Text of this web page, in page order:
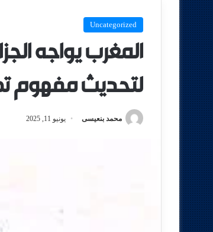
Uncategorized
المغرب يواجه
لتحديث مفهوم
محمد بنعيسى يونيو 11, 2025